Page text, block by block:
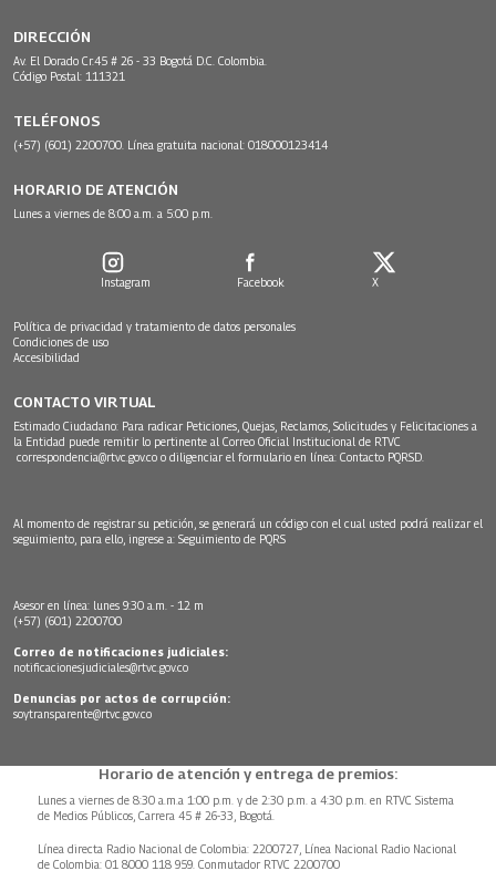
DIRECCIÓN
Av. El Dorado Cr.45 # 26 - 33 Bogotá D.C. Colombia.
Código Postal: 111321
TELÉFONOS
(+57) (601) 2200700. Línea gratuita nacional: 018000123414
HORARIO DE ATENCIÓN
Lunes a viernes de 8:00 a.m. a 5:00 p.m.
Instagram Facebook X
Política de privacidad y tratamiento de datos personales
Condiciones de uso
Accesibilidad
CONTACTO VIRTUAL
Estimado Ciudadano: Para radicar Peticiones, Quejas, Reclamos, Solicitudes y Felicitaciones a
la Entidad puede remitir lo pertinente al Correo Oficial Institucional de RTVC
correspondencia@rtvc.gov.co o diligenciar el formulario en línea: Contacto PQRSD.
Al momento de registrar su petición, se generará un código con el cual usted podrá realizar el
seguimiento, para ello, ingrese a: Seguimiento de PQRS
Asesor en línea: lunes 9:30 a.m. - 12 m
(+57) (601) 2200700
Correo de notificaciones judiciales:
notificacionesjudiciales@rtvc.gov.co
Denuncias por actos de corrupción:
soytransparente@rtvc.gov.co
Horario de atención y entrega de premios:
Lunes a viernes de 8:30 a.m.a 1:00 p.m. y de 2:30 p.m. a 4:30 p.m. en RTVC Sistema
de Medios Públicos, Carrera 45 # 26-33, Bogotá.
Línea directa Radio Nacional de Colombia: 2200727, Línea Nacional Radio Nacional
de Colombia: 01 8000 118 959. Conmutador RTVC 2200700